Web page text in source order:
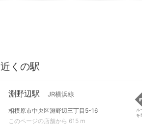
近くの駅
淵野辺駅 JR横浜線
相模原市中央区淵野辺三丁目5-16
このページの店舗から 615 m
ル
を